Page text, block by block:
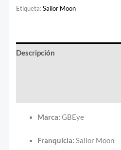
Etiqueta:Sailor Moon
Descripción
Marca:GBEye
Franquicia:Sailor Moon